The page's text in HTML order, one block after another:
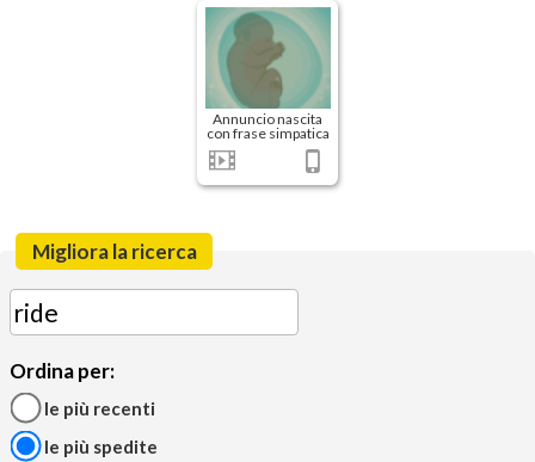
Annuncio nascita
con frase simpatica
Migliora la ricerca
Ordina per:
le più recenti
le più spedite